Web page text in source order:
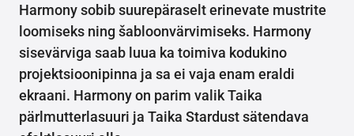
Harmony sobib suurepäraselt erinevate mustrite
loomiseks ning šabloonvärvimiseks. Harmony
sisevärviga saab luua ka toimiva kodukino
projektsioonipinna ja sa ei vaja enam eraldi
ekraani. Harmony on parim valik Taika
pärlmutterlasuuri ja Taika Stardust sätendava